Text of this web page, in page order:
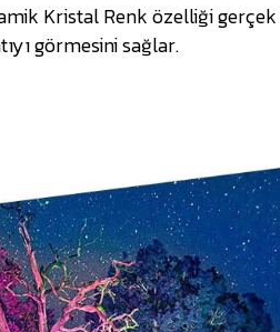
Kristal Renk özelliği
görmesini sağlar.